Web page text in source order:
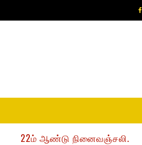
22ம் ஆண்டு நினைவஞ்சலி.